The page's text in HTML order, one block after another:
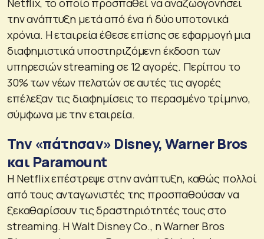
Netflix, το οποίο προσπαθεί να αναζωογονήσει
την ανάπτυξη μετά από ένα ή δύο υποτονικά
χρόνια. Η εταιρεία έθεσε επίσης σε εφαρμογή μια
διαφημιστικά υποστηριζόμενη έκδοση των
υπηρεσιών streaming σε 12 αγορές. Περίπου το
30% των νέων πελατών σε αυτές τις αγορές
επέλεξαν τις διαφημίσεις το περασμένο τρίμηνο,
σύμφωνα με την εταιρεία.
Την «πάτησαν» Disney, Warner Bros
και Paramount
Η Netflix επέστρεψε στην ανάπτυξη, καθώς πολλοί
από τους ανταγωνιστές της προσπαθούσαν να
ξεκαθαρίσουν τις δραστηριότητές τους στο
streaming. Η Walt Disney Co., η Warner Bros